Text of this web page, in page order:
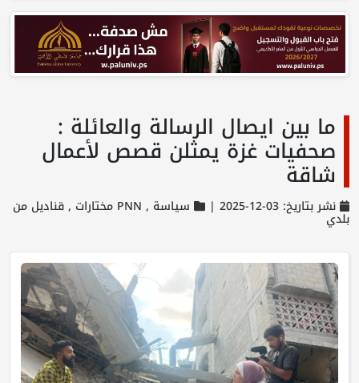
ما بين ايصال الرسالة والعائلة :
صحفيات غزة يمثلن قصص لأعمال
شاقة
نشر بتاريخ: 03-12-2025 | سياسة , PNN مختارات , قناديل من
بلدي